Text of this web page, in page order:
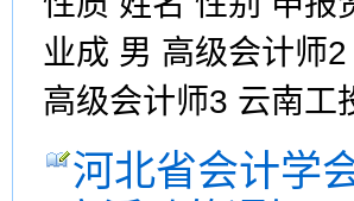
业成 男 高级会计师
高级会计师3 云南工
河北省会计学